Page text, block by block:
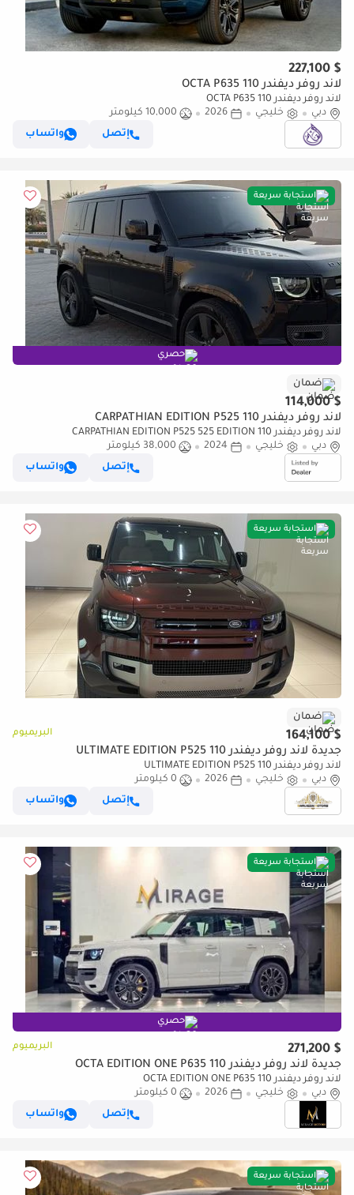
$ 227,100
لاند روفر ديفندر 110 OCTA P635
لاند روفر ديفندر 110 OCTA P635
دبي
خليجي 2026
10,000 كيلومتر
إتصل
واتساب
استجابة سريعة
حصري
ضمان
$ 114,000
لاند روفر ديفندر 110 CARPATHIAN EDITION P525
لاند روفر ديفندر 110 CARPATHIAN EDITION P525 525 EDITION
دبي
خليجي 2024
38,000 كيلومتر
إتصل
واتساب
استجابة سريعة
ضمان
$ 164,100 البريميوم
جديدة لاند روفر ديفندر 110 ULTIMATE EDITION P525
لاند روفر ديفندر 110 ULTIMATE EDITION P525
دبي
خليجي 2026
0 كيلومتر
إتصل
واتساب
استجابة سريعة
حصري
$ 271,200 البريميوم
جديدة لاند روفر ديفندر 110 OCTA EDITION ONE P635
لاند روفر ديفندر 110 OCTA EDITION ONE P635
دبي
خليجي 2026
0 كيلومتر
إتصل
واتساب
استجابة سريعة